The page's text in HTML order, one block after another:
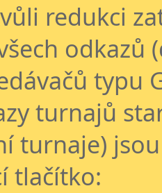
redukci
odkazů
typu
turnajů
turnaje)
tlačítko: